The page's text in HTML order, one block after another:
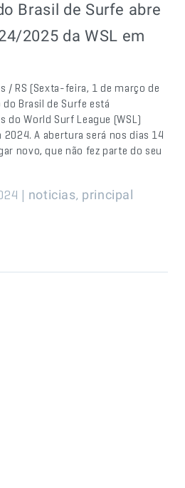
Brasil de Surfe abre
2025 da WSL em
/ RS (Sexta-feira, 1 de março de
Brasil de Surfe está
World Surf League (WSL)
2024. A abertura será nos dias 14
novo, que não fez parte do seu
| noticias, principal